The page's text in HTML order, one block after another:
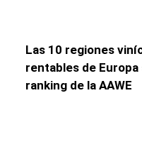
Las 10 regiones
rentables de Europa
ranking de la AAWE